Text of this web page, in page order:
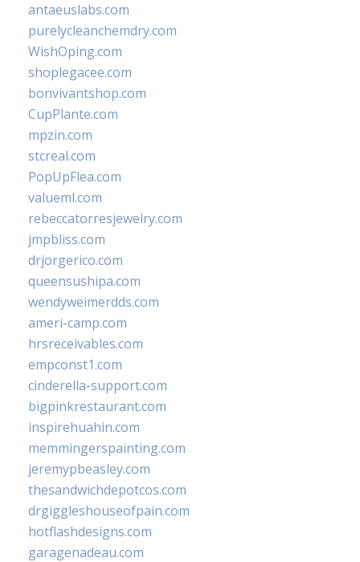
antaeuslabs.com
purelycleanchemdry.com
WishOping.com
shoplegacee.com
bonvivantshop.com
CupPlante.com
mpzin.com
stcreal.com
PopUpFlea.com
valueml.com
rebeccatorresjewelry.com
jmpbliss.com
drjorgerico.com
queensushipa.com
wendyweimerdds.com
ameri-camp.com
hrsreceivables.com
empconst1.com
cinderella-support.com
bigpinkrestaurant.com
inspirehuahin.com
memmingerspainting.com
jeremypbeasley.com
thesandwichdepotcos.com
drgiggleshouseofpain.com
hotflashdesigns.com
garagenadeau.com